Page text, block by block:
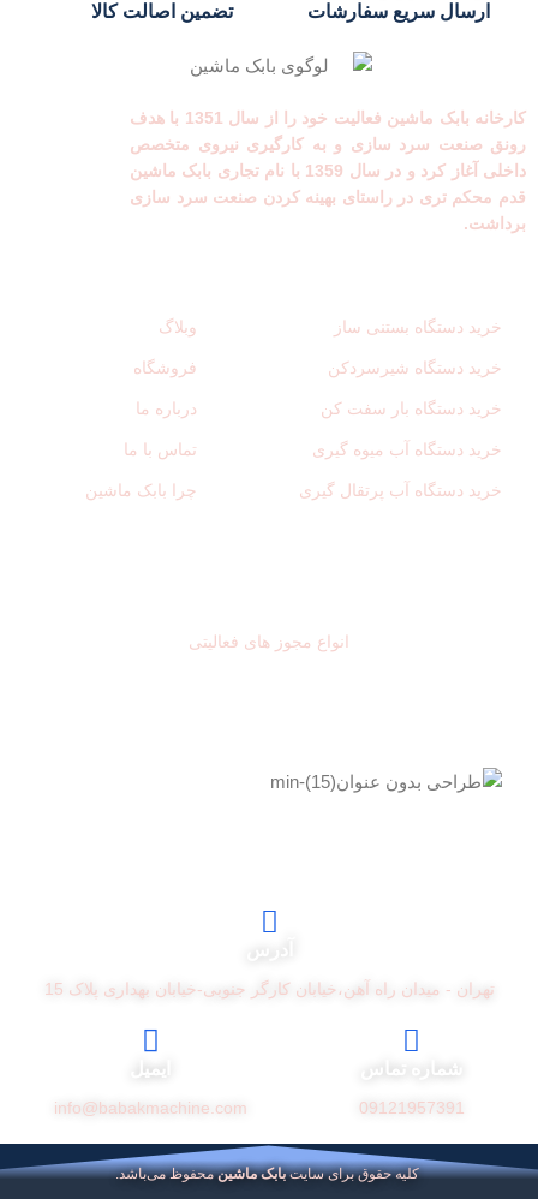
ارسال سریع سفارشات تضمین اصالت کالا
کارخانه بابک ماشین فعالیت خود را از سال 1351 با هدف
رونق صنعت سرد سازی و به کارگیری نیروی متخصص
داخلی آغاز کرد و در سال 1359 با نام تجاری بابک ماشین
قدم محکم تری در راستای بهینه کردن صنعت سرد سازی
برداشت.
خرید دستگاه بستنی ساز
خرید دستگاه شیرسردکن
خرید دستگاه بار سفت کن
خرید دستگاه آب میوه گیری
خرید دستگاه آب پرتقال گیری
وبلاگ
فروشگاه
درباره ما
تماس با ما
چرا بابک ماشین
انواع مجوز های فعالیتی
تهران - میدان راه آهن،خیابان کارگر جنوبی-خیابان بهداری پلاک 15
شماره تماس
09121957391
ایمیل
info@babakmachine.com
کلیه حقوق برای سایتبابک ماشینمحفوظ می‌باشد.